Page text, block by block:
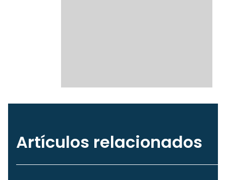
Artículos relacionados